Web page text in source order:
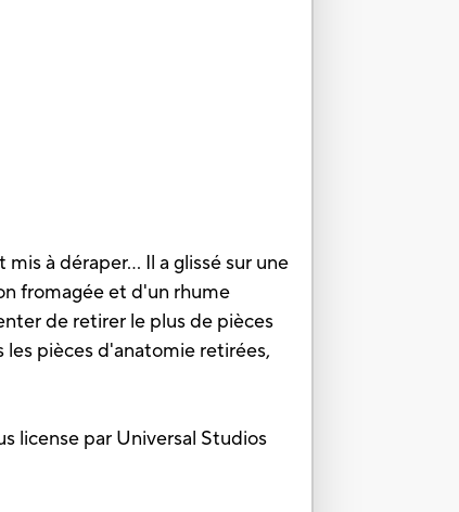
à déraper... Il a glissé sur une
fromagée et d'un rhume
de retirer le plus de pièces
pièces d'anatomie retirées,
license par Universal Studios